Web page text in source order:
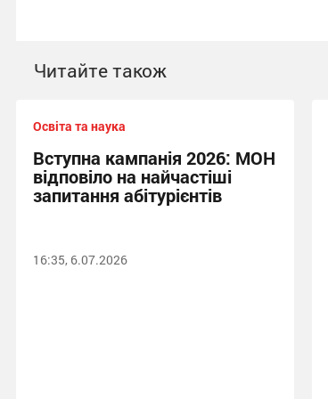
Читайте також
Освіта та наука
Вступна кампанія 2026: МОН
відповіло на найчастіші
запитання абітурієнтів
16:35, 6.07.2026